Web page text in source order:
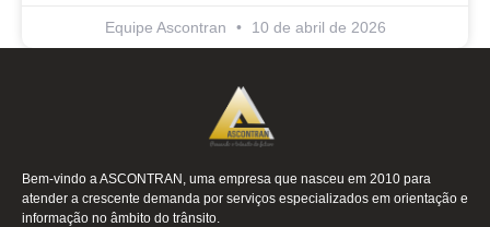
Equipe Ascontran 10 de abril de 2026
Bem-vindo a ASCONTRAN, uma empresa que nasceu em 2010 para
atender a crescente demanda por serviços especializados em orientação e
informação no âmbito do trânsito.